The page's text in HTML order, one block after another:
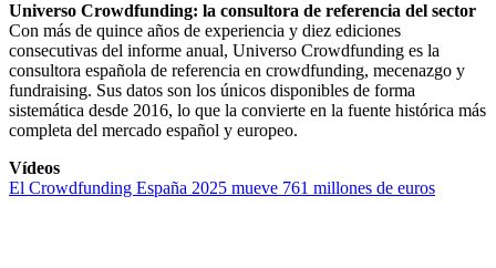
Universo Crowdfunding: la consultora de referencia del sector
Con más de quince años de experiencia y diez ediciones
consecutivas del informe anual, Universo Crowdfunding es la
consultora española de referencia en crowdfunding, mecenazgo y
fundraising. Sus datos son los únicos disponibles de forma
sistemática desde 2016, lo que la convierte en la fuente histórica más
completa del mercado español y europeo.
Vídeos
El Crowdfunding España 2025 mueve 761 millones de euros